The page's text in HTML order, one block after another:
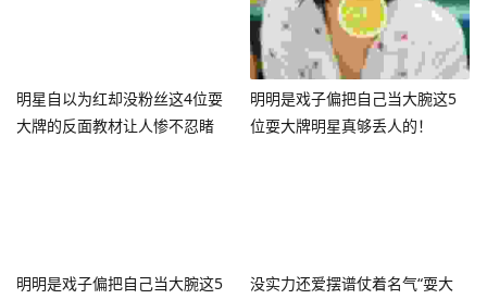
明星自以为红却没粉丝这4位耍
大牌的反面教材让人惨不忍睹
明明是戏子偏把自己当大腕这5
位耍大牌明星真够丢人的！
明明是戏子偏把自己当大腕这5
没实力还爱摆谱仗着名气“耍大